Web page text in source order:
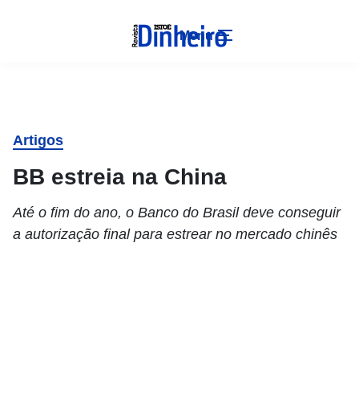
Menu
Artigos
BB estreia na China
Até o fim do ano, o Banco do Brasil deve conseguir
a autorização final para estrear no mercado chinês